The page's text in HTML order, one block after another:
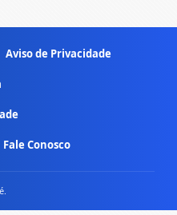
Aviso de Privacidade
Fale Conosco